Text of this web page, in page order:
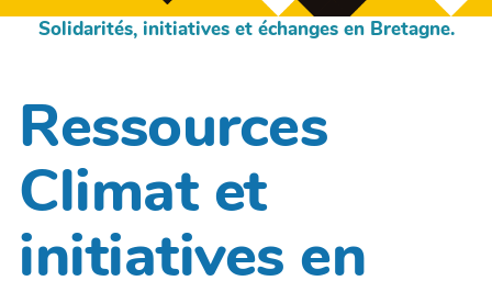
Solidarités, initiatives et échanges en Bretagne.
Ressources
Climat et
initiatives en